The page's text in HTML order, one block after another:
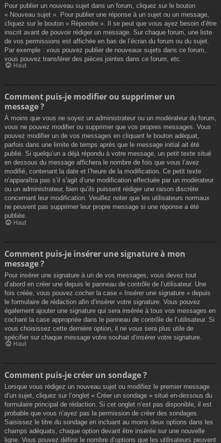
Pour publier un nouveau sujet dans un forum, cliquez sur le bouton
« Nouveau sujet ». Pour publier une réponse à un sujet ou un message,
cliquez sur le bouton « Répondre ». Il se peut que vous ayez besoin d’être
inscrit avant de pouvoir rédiger un message. Sur chaque forum, une liste
de vos permissions est affichée en bas de l’écran du forum ou du sujet.
Par exemple : vous pouvez publier de nouveaux sujets dans ce forum,
vous pouvez transférer des pièces jointes dans ce forum, etc.
Haut
Comment puis-je modifier ou supprimer un
message ?
À moins que vous ne soyez un administrateur ou un modérateur du forum,
vous ne pouvez modifier ou supprimer que vos propres messages. Vous
pouvez modifier un de vos messages en cliquant le bouton adéquat,
parfois dans une limite de temps après que le message initial ait été
publié. Si quelqu’un a déjà répondu à votre message, un petit texte situé
en dessous du message affichera le nombre de fois que vous l’avez
modifié, contenant la date et l’heure de la modification. Ce petit texte
n’apparaîtra pas s’il s’agit d’une modification effectuée par un modérateur
ou un administrateur, bien qu’ils puissent rédiger une raison discrète
concernant leur modification. Veuillez noter que les utilisateurs normaux
ne peuvent pas supprimer leur propre message si une réponse a été
publiée.
Haut
Comment puis-je insérer une signature à mon
message ?
Pour insérer une signature à un de vos messages, vous devez tout
d’abord en créer une depuis le panneau de contrôle de l’utilisateur. Une
fois créée, vous pouvez cocher la case « Insérer une signature » depuis
le formulaire de rédaction afin d’insérer votre signature. Vous pouvez
également ajouter une signature qui sera insérée à tous vos messages en
cochant la case appropriée dans le panneau de contrôle de l’utilisateur. Si
vous choisissez cette dernière option, il ne vous sera plus utile de
spécifier sur chaque message votre souhait d’insérer votre signature.
Haut
Comment puis-je créer un sondage ?
Lorsque vous rédigez un nouveau sujet ou modifiez le premier message
d’un sujet, cliquez sur l’onglet « Créer un sondage » situé en-dessous du
formulaire principal de rédaction. Si cet onglet n’est pas disponible, il est
probable que vous n’ayez pas la permission de créer des sondages.
Saisissez le titre du sondage en incluant au moins deux options dans les
champs adéquats, chaque option devant être insérée sur une nouvelle
ligne. Vous pouvez définir le nombre d’options que les utilisateurs peuvent